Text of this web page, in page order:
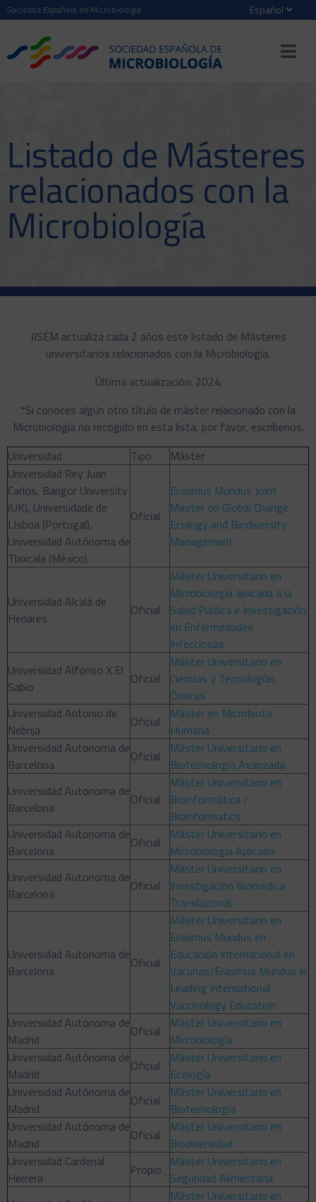
Sociedad Española de Microbiología
Listado de Másteres
relacionados con la
Microbiología
JISEM actualiza cada 2 años este listado de Másteres
universitarios relacionados con la Microbiología.
Última actualización: 2024
*Si conoces algún otro título de máster relacionado con la
Microbiología no recogido en esta lista, por favor, escríbenos.
Universidad
Tipo
Máster
Universidad Rey Juan
Carlos, Bangor University
(UK), Universidade de
LIsboa (Portugal),
Universidad Autónoma de
Tlaxcala (México)
Oficial
Erasmus Mundus Joint
Master on Global Change
Ecology and Biodiversity
Management
Universidad Alcalá de
Henares
Oficial
Máster Universitario en
Microbiología aplicada a la
Salud Pública e Investigación
en Enfermedades
Infecciosas
Universidad Alfonso X El
Sabio
Oficial
Máster Universitario en
Ciencias y Tecnologías
Ómicas
Universidad Antonio de
Nebrija
Oficial
Máster en Microbiota
Humana
Universidad Autonoma de
Barcelona
Oficial
Máster Universitario en
Biotecnología Avanzada
Universidad Autonoma de
Barcelona
Oficial
Máster Universitario en
Bioinformática /
Bioinformatics
Universidad Autonoma de
Barcelona
Oficial
Máster Universitario en
Microbiología Aplicada
Universidad Autonoma de
Barcelona
Oficial
Máster Universitario en
Investigación Biomédica
Translacional
Universidad Autonoma de
Barcelona
Oficial
Máster Universitario en
Erasmus Mundus en
Educación Internacional en
Vacunas/Erasmus Mundus in
Leading International
Vaccinology Education
Universidad Autónoma de
Madrid
Oficial
Máster Universitario en
Microbiología
Universidad Autónoma de
Madrid
Oficial
Máster Universitario en
Ecología
Universidad Autónoma de
Madrid
Oficial
Máster Universitario en
Biotecnología
Universidad Autónoma de
Madrid
Oficial
Máster Universitario en
Biodiversidad
Universidad Cardenal
Herrera
Propio
Máster Universitario en
Seguridad Alimentaria
Máster Universitario en